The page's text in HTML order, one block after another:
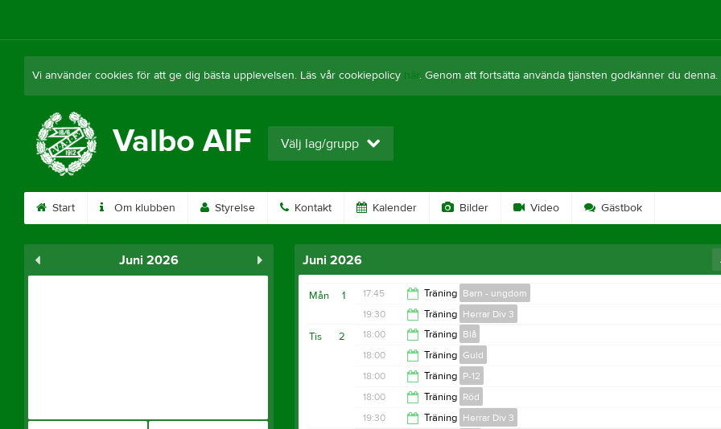
Vi använder cookies för att ge dig bästa upplevelsen. Läs vår cookiepolicy här. Genom att fortsätta använda tjänsten godkänner du denna.
Valbo AIF Välj lag/grupp
Start Om klubben Styrelse Kontakt Kalender Bilder Video Gästbok
Juni 2026 Juni 2026
1
Mån 17:45 Träning Barn - ungdom
19:15
19:30 Träning Herrar Div 3
20:30
2
Tis 18:00 Träning Blå
19:00
18:00 Träning Guld
19:00
18:00 Träning P-12
19:00
18:00 Träning Röd
19:30 Träning Herrar Div 3